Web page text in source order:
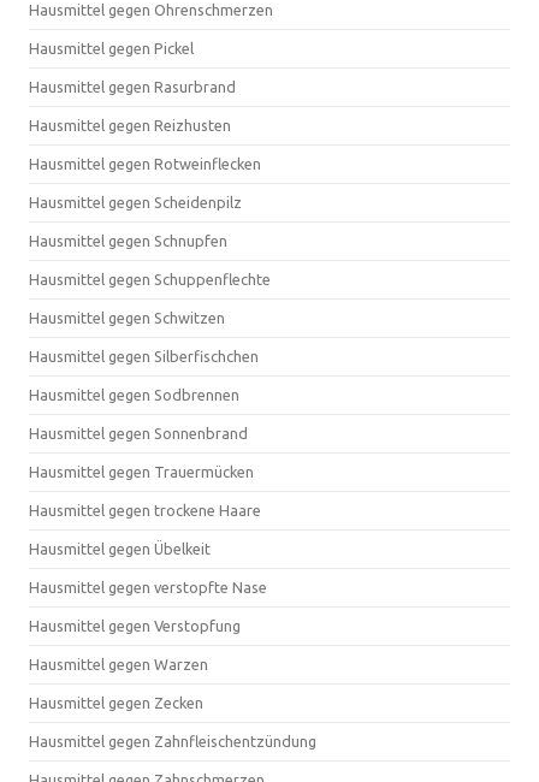
Hausmittel gegen Ohrenschmerzen
Hausmittel gegen Pickel
Hausmittel gegen Rasurbrand
Hausmittel gegen Reizhusten
Hausmittel gegen Rotweinflecken
Hausmittel gegen Scheidenpilz
Hausmittel gegen Schnupfen
Hausmittel gegen Schuppenflechte
Hausmittel gegen Schwitzen
Hausmittel gegen Silberfischchen
Hausmittel gegen Sodbrennen
Hausmittel gegen Sonnenbrand
Hausmittel gegen Trauermücken
Hausmittel gegen trockene Haare
Hausmittel gegen Übelkeit
Hausmittel gegen verstopfte Nase
Hausmittel gegen Verstopfung
Hausmittel gegen Warzen
Hausmittel gegen Zecken
Hausmittel gegen Zahnfleischentzündung